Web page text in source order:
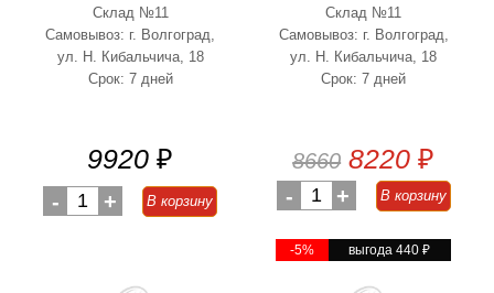
Склад №11
Самовывоз: г. Волгоград,
ул. Н. Кибальчича, 18
Срок: 7 дней
9920 ₽
- 1 + В корзину
Склад №11
Самовывоз: г. Волгоград,
ул. Н. Кибальчича, 18
Срок: 7 дней
8660 8220 ₽
- 1 + В корзину
-5% выгода 440₽